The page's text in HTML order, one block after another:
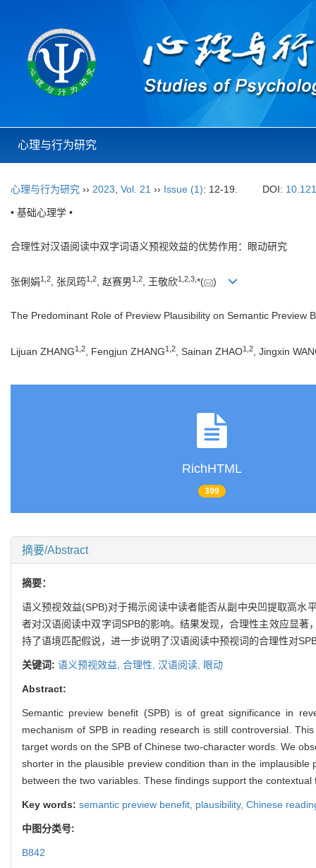
心理与行为研究
心理与行为研究 ›› 2023 Vol. 21 ›› Issue (1): 12-19. DOI:
• 基础心理学 •
合理性对汉语阅读中双字词语义预视效益的优势作用：眼动研究
张俐娟1 2, 张凤筠1 2, 赵赛男1 2, 王敬欣1 2 3 *( )
The Predominant Role of Preview Plausibility on Semantic Preview
Lijuan ZHANG1 2 , Fengjun ZHANG1 2 , Sainan ZHAO1 2 , Jingxin
RichHTML
399
摘要/Abstract
摘要：
语义预视效益(SPB)对于揭示阅读中读者能否从副中央凹提取高水
者对汉语阅读中双字词SPB的影响。结果发现，合理性主效应显
持了语境匹配假说，进一步说明了汉语阅读中预视词的合理性对
关键词: 语义预视效益, 合理性, 汉语阅读, 眼动
Abstract:
Semantic preview benefit (SPB) is of great significance in
mechanism of SPB in reading research is still controversial.
target words on the SPB of Chinese two-character words. We
shorter in the plausible preview condition than in the
between the two variables. These findings support the
Key words: semantic preview benefit, plausibility, Chinese
中图分类号:
B842